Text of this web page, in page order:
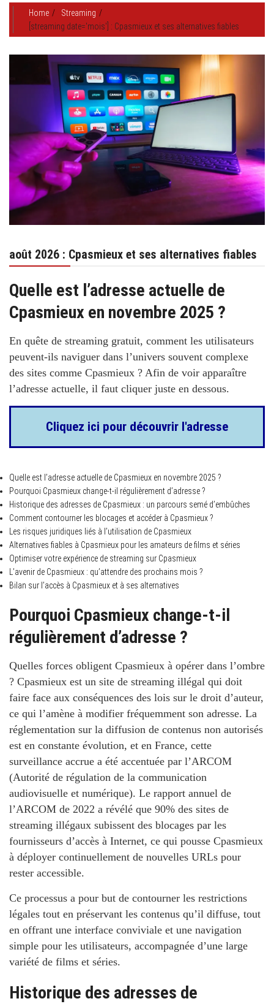
Home
Streaming
[streaming date='mois'] : Cpasmieux et ses alternatives fiables
août 2026 : Cpasmieux et ses alternatives fiables
Quelle est l’adresse actuelle de
Cpasmieux en novembre 2025 ?
En quête de streaming gratuit, comment les utilisateurs
peuvent-ils naviguer dans l’univers souvent complexe
des sites comme Cpasmieux ? Afin de voir apparaître
l’adresse actuelle, il faut cliquer juste en dessous.
Cliquez ici pour découvrir l'adresse
Quelle est l’adresse actuelle de Cpasmieux en novembre 2025 ?
Pourquoi Cpasmieux change-t-il régulièrement d’adresse ?
Historique des adresses de Cpasmieux : un parcours semé d’embûches
Comment contourner les blocages et accéder à Cpasmieux ?
Les risques juridiques liés à l’utilisation de Cpasmieux
Alternatives fiables à Cpasmieux pour les amateurs de films et séries
Optimiser votre expérience de streaming sur Cpasmieux
L’avenir de Cpasmieux : qu’attendre des prochains mois ?
Bilan sur l’accès à Cpasmieux et à ses alternatives
Pourquoi Cpasmieux change-t-il
régulièrement d’adresse ?
Quelles forces obligent Cpasmieux à opérer dans l’ombre
? Cpasmieux est un site de streaming illégal qui doit
faire face aux conséquences des lois sur le droit d’auteur,
ce qui l’amène à modifier fréquemment son adresse. La
réglementation sur la diffusion de contenus non autorisés
est en constante évolution, et en France, cette
surveillance accrue a été accentuée par l’ARCOM
(Autorité de régulation de la communication
audiovisuelle et numérique). Le rapport annuel de
l’ARCOM de 2022 a révélé que 90% des sites de
streaming illégaux subissent des blocages par les
fournisseurs d’accès à Internet, ce qui pousse Cpasmieux
à déployer continuellement de nouvelles URLs pour
rester accessible.
Ce processus a pour but de contourner les restrictions
légales tout en préservant les contenus qu’il diffuse, tout
en offrant une interface conviviale et une navigation
simple pour les utilisateurs, accompagnée d’une large
variété de films et séries.
Historique des adresses de